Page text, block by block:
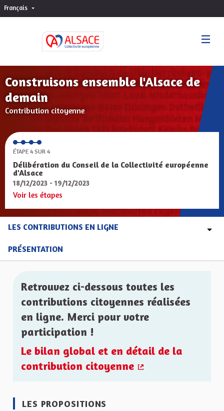
Français Choisir la langue
Construisons ensemble l'Alsace de
demain
Contribution citoyenne
ÉTAPE 4 SUR 4
Délibération du Conseil de la Collectivité européenne
d'Alsace
18/12/2023 - 19/12/2023
Voir les étapes
LES CONTRIBUTIONS EN LIGNE
PRÉSENTATION
Retrouvez ci-dessous toutes les
contributions citoyennes réalisées
en ligne. Merci pour votre
participation !
Le bilan global et en détail de la
contribution citoyenne
LES PROPOSITIONS